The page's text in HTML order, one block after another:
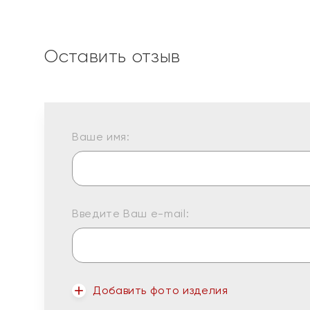
Оставить отзыв
Ваше имя:
Введите Ваш e-mail:
Добавить фото изделия